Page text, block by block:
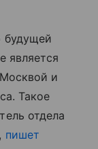
будущей
является
и
Такое
отдела
пишет